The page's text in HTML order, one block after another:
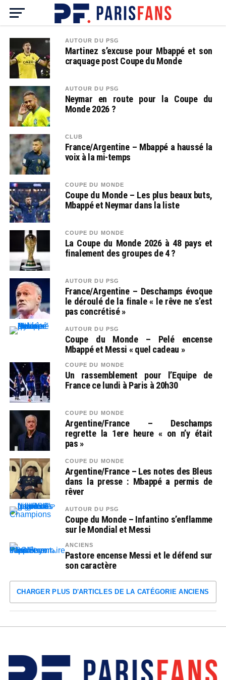
AUTOUR DU PSG
Martinez s’excuse pour Mbappé et son
craquage post Coupe du Monde
AUTOUR DU PSG
Neymar en route pour la Coupe du
Monde 2026 ?
CLUB
France/Argentine – Mbappé a haussé la
voix à la mi-temps
COUPE DU MONDE
Coupe du Monde – Les plus beaux buts,
Mbappé et Neymar dans la liste
COUPE DU MONDE
La Coupe du Monde 2026 à 48 pays et
finalement des groupes de 4 ?
AUTOUR DU PSG
France/Argentine – Deschamps évoque
le déroulé de la finale « le rêve ne s’est
pas concrétisé »
AUTOUR DU PSG
Coupe du Monde – Pelé encense
Mbappé et Messi « quel cadeau »
COUPE DU MONDE
Un rassemblement pour l’Equipe de
France ce lundi à Paris à 20h30
COUPE DU MONDE
Argentine/France – Deschamps
regrette la 1ere heure « on n’y était
pas »
COUPE DU MONDE
Argentine/France – Les notes des Bleus
dans la presse : Mbappé a permis de
rêver
AUTOUR DU PSG
Coupe du Monde – Infantino s’enflamme
sur le Mondial et Messi
ANCIENS
Pastore encense Messi et le défend sur
son caractère
CHARGER PLUS D'ARTICLES DE LA CATÉGORIE ANCIENS